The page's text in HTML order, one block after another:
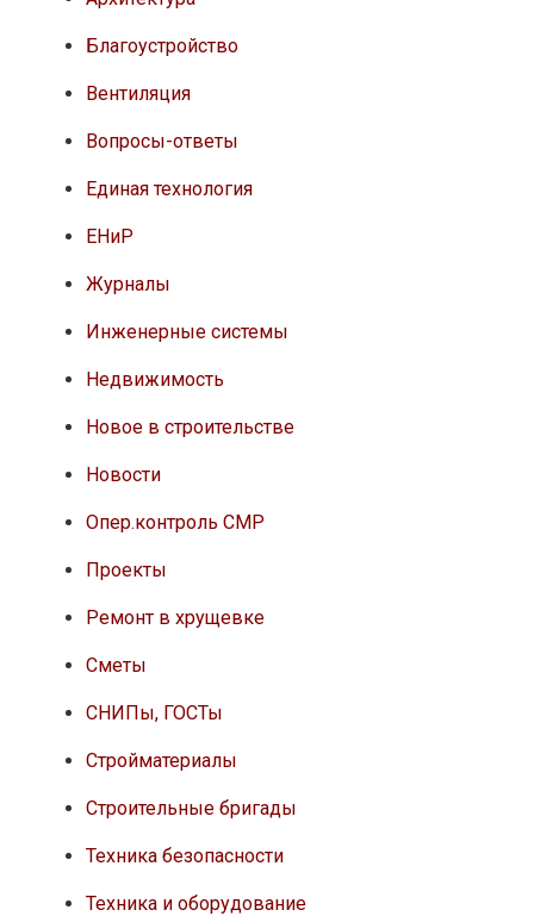
Благоустройство
Вентиляция
Вопросы-ответы
Единая технология
ЕНиР
Журналы
Инженерные системы
Недвижимость
Новое в строительстве
Новости
Опер.контроль СМР
Проекты
Ремонт в хрущевке
Сметы
СНИПы, ГОСТы
Стройматериалы
Строительные бригады
Техника безопасности
Техника и оборудование